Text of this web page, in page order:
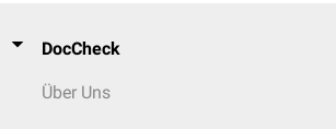
DocCheck
Über Uns